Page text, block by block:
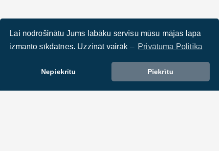
Lai nodrošinātu Jums labāku servisu mūsu mājas lapa
izmanto sīkdatnes. Uzzināt vairāk – Privātuma Politika
Nepiekrītu Piekrītu